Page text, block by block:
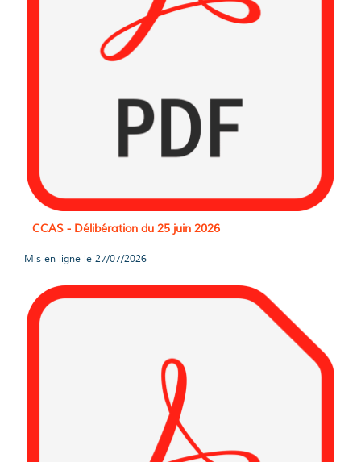
CCAS - Délibération du 25 juin 2026
Mis en ligne le 27/07/2026